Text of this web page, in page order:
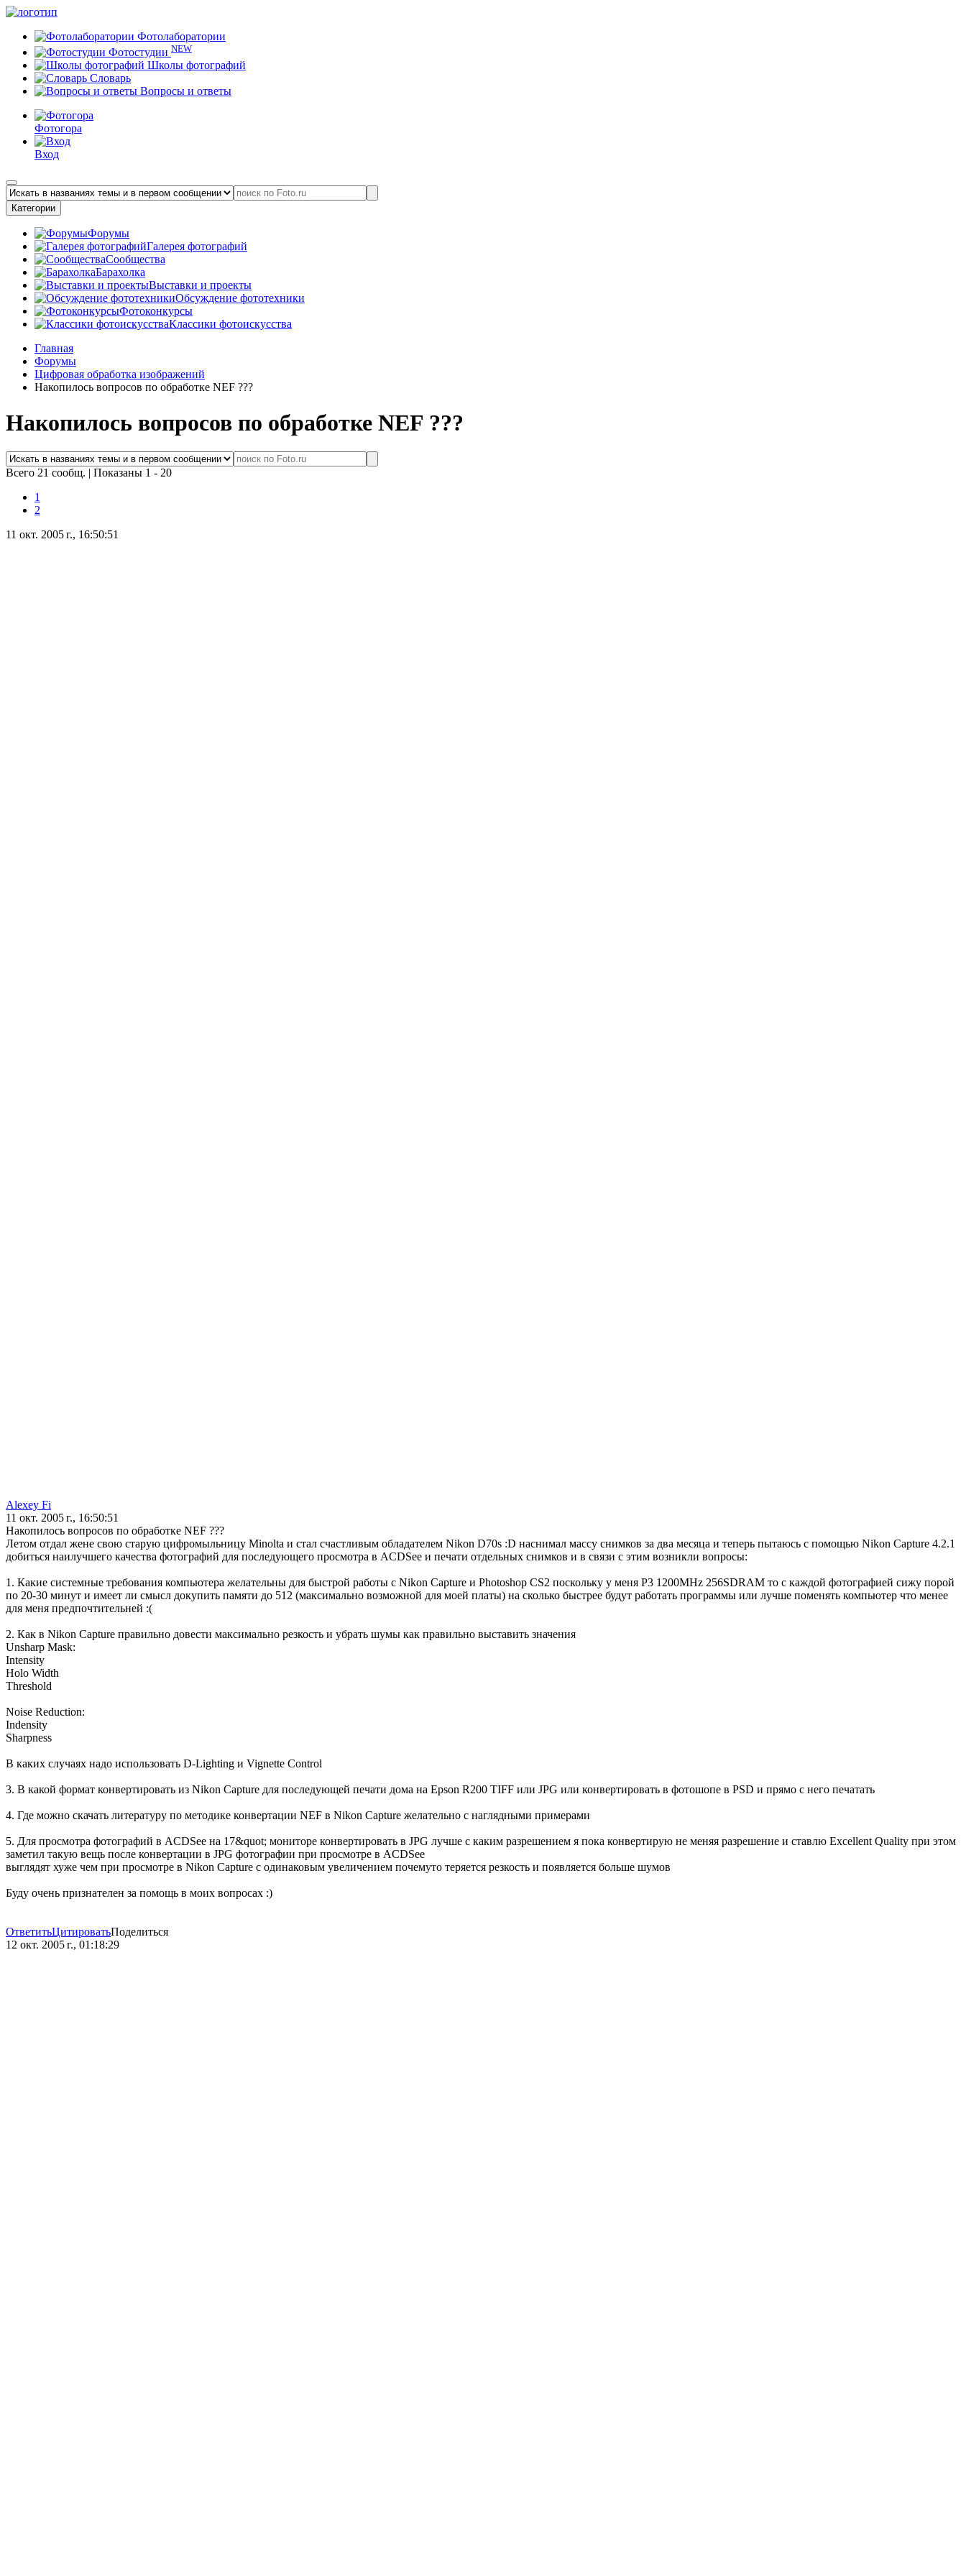
Фотолаборатории
Фотостудии NEW
Школы фотографий
Словарь
Вопросы и ответы
Фотогора
Вход
Категории
Форумы
Галерея фотографий
Сообщества
Барахолка
Выставки и проекты
Обсуждение фототехники
Фотоконкурсы
Классики фотоискусства
Главная
Форумы
Цифровая обработка изображений
Накопилось вопросов по обработке NEF ???
Накопилось вопросов по обработке NEF ???
Всего 21 сообщ. | Показаны 1 - 20
1
2
11 окт. 2005 г., 16:50:51
Alexey Fi
11 окт. 2005 г., 16:50:51
Накопилось вопросов по обработке NEF ???
Летом отдал жене свою старую цифромыльницу Minolta и стал счастливым обладателем Nikon D70s :D наснимал массу снимков за два месяца и теперь пытаюсь с помощью Nikon Capture 4.2.1
добиться наилучшего качества фотографий для последующего просмотра в ACDSee и печати отдельных снимков и в связи с этим возникли вопросы:
1. Какие системные требования компьютера желательны для быстрой работы с Nikon Capture и Photoshop CS2 поскольку у меня P3 1200MHz 256SDRAM то с каждой фотографией сижу порой
по 20-30 минут и имеет ли смысл докупить памяти до 512 (максимально возможной для моей платы) на сколько быстрее будут работать программы или лучше поменять компьютер что менее
для меня предпочтительней :(
2. Как в Nikon Capture правильно довести максимально резкость и убрать шумы как правильно выставить значения
Unsharp Mask:
Intensity
Holo Width
Threshold
Noise Reduction:
Indensity
Sharpness
В каких случаях надо использовать D-Lighting и Vignette Control
3. В какой формат конвертировать из Nikon Capture для последующей печати дома на Epson R200 TIFF или JPG или конвертировать в фотошопе в PSD и прямо с него печатать
4. Где можно скачать литературу по методике конвертации NEF в Nikon Capture желательно с наглядными примерами
5. Для просмотра фотографий в ACDSee на 17&quot; мониторе конвертировать в JPG лучше с каким разрешением я пока конвертирую не меняя разрешение и ставлю Excellent Quality при этом
заметил такую вещь после конвертации в JPG фотографии при просмотре в ACDSee
выглядят хуже чем при просмотре в Nikon Capture с одинаковым увеличением почемуто теряется резкость и появляется больше шумов
Буду очень признателен за помощь в моих вопросах :)
ОтветитьЦитироватьПоделиться
12 окт. 2005 г., 01:18:29